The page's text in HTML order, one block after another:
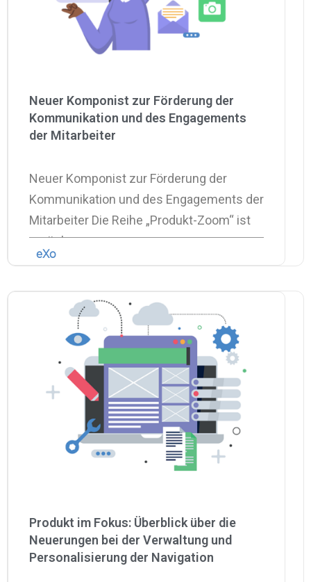
Neuer Komponist zur Förderung der
Kommunikation und des Engagements
der Mitarbeiter
Neuer Komponist zur Förderung der
Kommunikation und des Engagements der
Mitarbeiter Die Reihe „Produkt-Zoom“ ist
zurück
eXo
Produkt im Fokus: Überblick über die
Neuerungen bei der Verwaltung und
Personalisierung der Navigation